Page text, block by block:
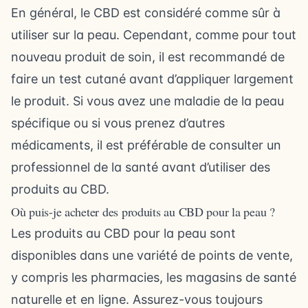
En général, le CBD est considéré comme sûr à
utiliser sur la peau. Cependant, comme pour tout
nouveau produit de soin, il est recommandé de
faire un test cutané avant d’appliquer largement
le produit. Si vous avez une maladie de la peau
spécifique ou si vous prenez d’autres
médicaments, il est préférable de consulter un
professionnel de la santé avant d’utiliser des
produits au CBD.
Où puis-je acheter des produits au CBD pour la peau ?
Les produits au CBD pour la peau sont
disponibles dans une variété de points de vente,
y compris les pharmacies, les magasins de santé
naturelle et en ligne. Assurez-vous toujours